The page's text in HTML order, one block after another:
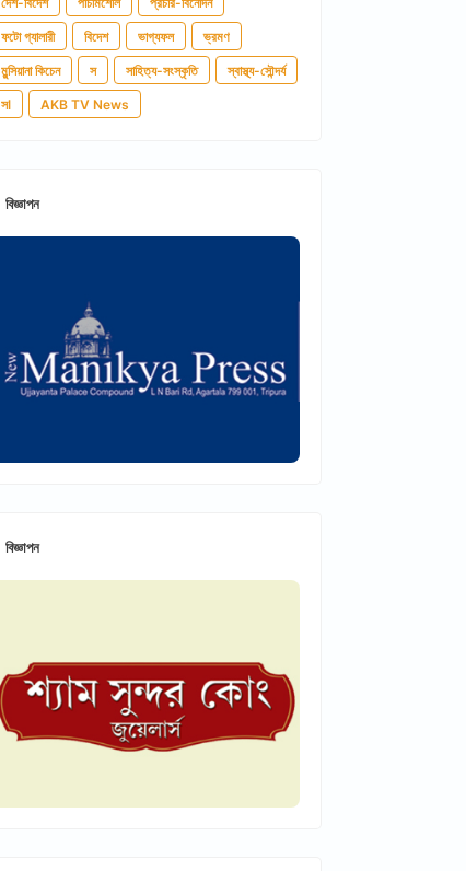
ফটো গ্যালারী বিদেশ ভাগ্যফল ভ্রমণ
মুন্সিয়ানা কিচেন স সাহিত্য-সংস্কৃতি স্বাস্থ্য-সৌন্দর্য
সl AKB TV News
বিজ্ঞাপন
বিজ্ঞাপন